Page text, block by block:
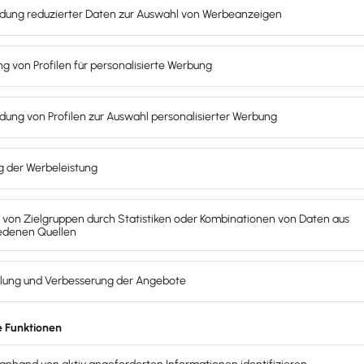
alle Personalkosten automatisch in meiner Buchhaltung. So
vorgeschriebenen Dokumente für meine Mitarbeiter und mich
Betriebsprüfung (euBP) erleichtert den Export von
Rentenversicherung. Diese verlaufen so schneller und effizienter,
aller Monatsabrechnungen für Löhne und
ich bequem rechtskonform im elektronischen GoBD